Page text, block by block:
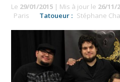
Le 29/01/2015 | Mis à jour le 26/11/
Paris
Tatoueur : Stéphane